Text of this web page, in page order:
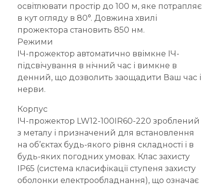
освітлювати простір до 100 м, яке потрапляє
в кут огляду в 80°. Довжина хвилі
прожектора становить 850 нм.
Режими
ІЧ-прожектор автоматично ввімкне ІЧ-
підсвічування в нічний час і вимкне в
денний, що дозволить заощадити Ваш час і
нерви.
Корпус
ІЧ-прожектор LW12-100IR60-220 зроблений
з металу і призначений для встановлення
на об’єктах будь-якого рівня складності і в
будь-яких погодних умовах. Клас захисту
IP65 (система класифікації ступеня захисту
оболонки електрообладнання), що означає